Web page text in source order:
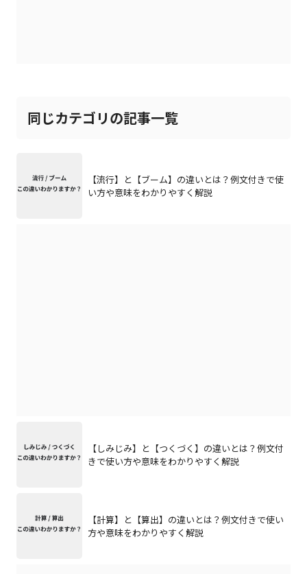
同じカテゴリの記事一覧
【流行】と【ブーム】の違いとは？例文付きで使
い方や意味をわかりやすく解説
【しみじみ】と【つくづく】の違いとは？例文付
きで使い方や意味をわかりやすく解説
【計算】と【算出】の違いとは？例文付きで使い
方や意味をわかりやすく解説